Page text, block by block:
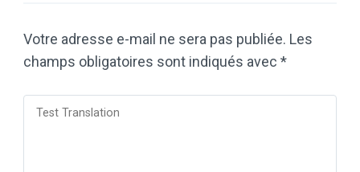
Votre adresse e-mail ne sera pas publiée. Les
champs obligatoires sont indiqués avec *